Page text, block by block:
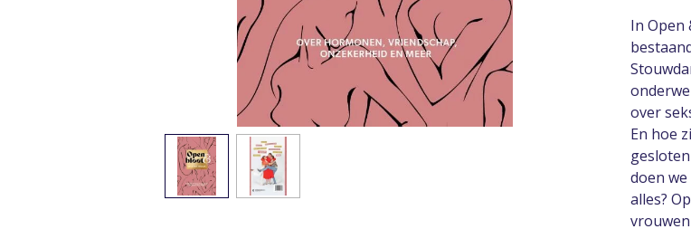
In Open
over
En hoe
doen
alles?